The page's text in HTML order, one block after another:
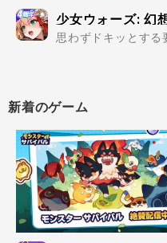
少女ウォーズ: 幻
思わずドキッとす
新着のゲーム